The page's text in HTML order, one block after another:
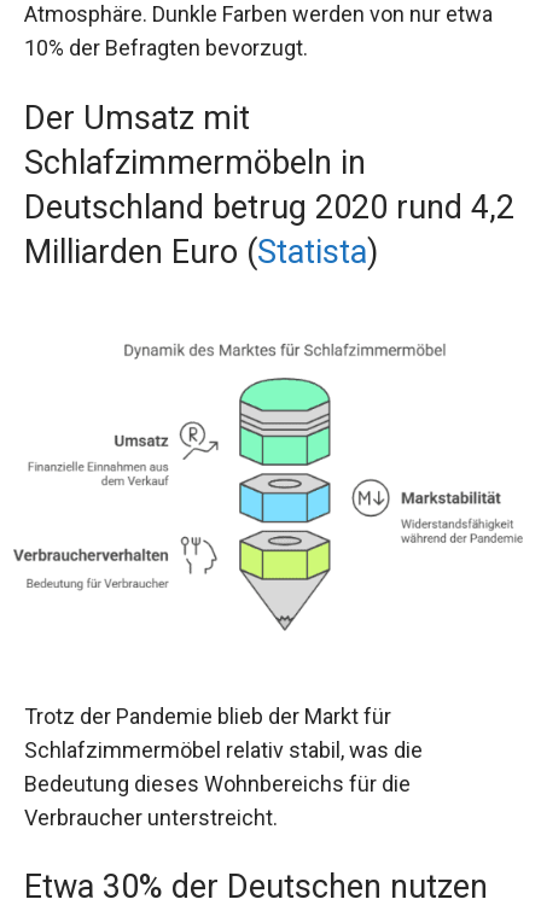
Atmosphäre. Dunkle Farben werden von nur etwa
10% der Befragten bevorzugt.
Der Umsatz mit
Schlafzimmermöbeln in
Deutschland betrug 2020 rund 4,2
Milliarden Euro (Statista)
Trotz der Pandemie blieb der Markt für
Schlafzimmermöbel relativ stabil, was die
Bedeutung dieses Wohnbereichs für die
Verbraucher unterstreicht.
Etwa 30% der Deutschen nutzen